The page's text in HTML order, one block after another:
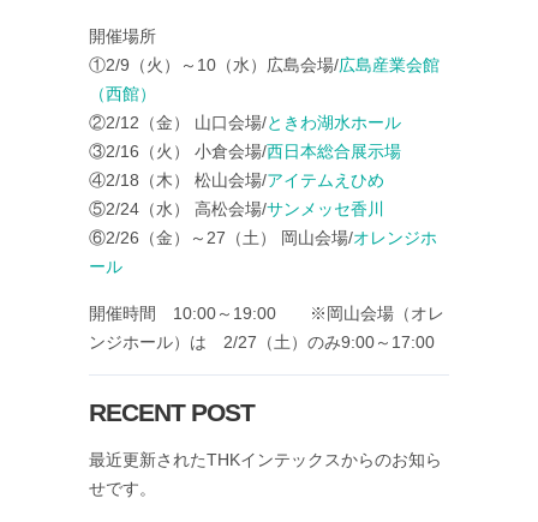
開催場所
①2/9（火）～10（水）広島会場/広島産業会館
（西館）
②2/12（金） 山口会場/ときわ湖水ホール
③2/16（火） 小倉会場/西日本総合展示場
④2/18（木） 松山会場/アイテムえひめ
⑤2/24（水） 高松会場/サンメッセ香川
⑥2/26（金）～27（土） 岡山会場/オレンジホ
ール
開催時間 10:00～19:00 ※岡山会場（オレ
ンジホール）は 2/27（土）のみ9:00～17:00
RECENT POST
最近更新されたTHKインテックスからのお知ら
せです。